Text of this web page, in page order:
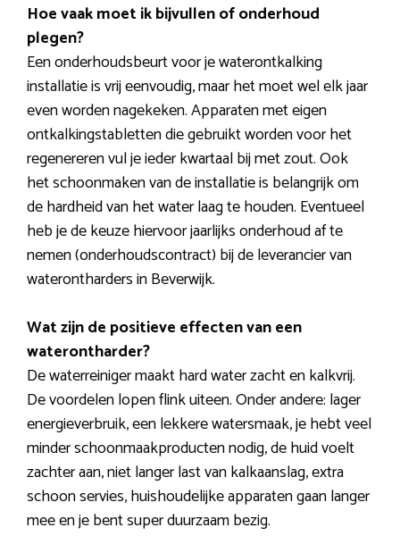
Hoe vaak moet ik bijvullen of onderhoud
plegen?
Een onderhoudsbeurt voor je waterontkalking
installatie is vrij eenvoudig, maar het moet wel elk jaar
even worden nagekeken. Apparaten met eigen
ontkalkingstabletten die gebruikt worden voor het
regenereren vul je ieder kwartaal bij met zout. Ook
het schoonmaken van de installatie is belangrijk om
de hardheid van het water laag te houden. Eventueel
heb je de keuze hiervoor jaarlijks onderhoud af te
nemen (onderhoudscontract) bij de leverancier van
waterontharders in Beverwijk.
Wat zijn de positieve effecten van een
waterontharder?
De waterreiniger maakt hard water zacht en kalkvrij.
De voordelen lopen flink uiteen. Onder andere: lager
energieverbruik, een lekkere watersmaak, je hebt veel
minder schoonmaakproducten nodig, de huid voelt
zachter aan, niet langer last van kalkaanslag, extra
schoon servies, huishoudelijke apparaten gaan langer
mee en je bent super duurzaam bezig.